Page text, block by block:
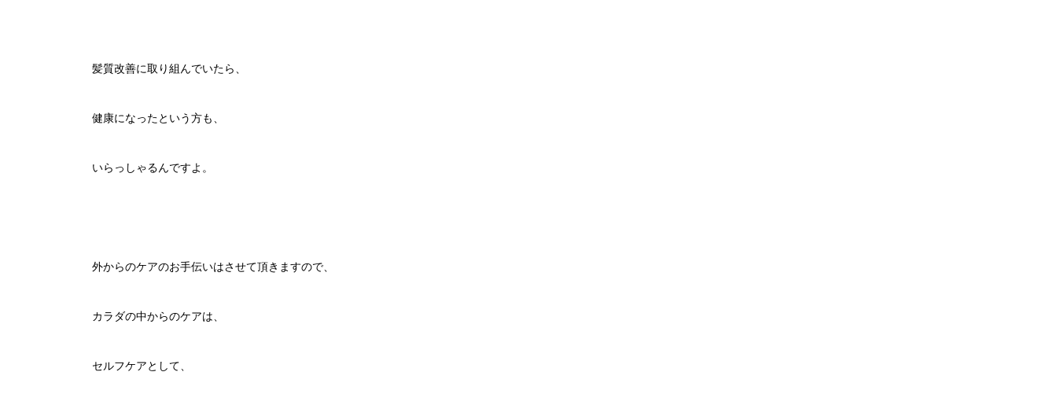
髪質改善に取り組んでいたら、
健康になったという方も、
いらっしゃるんですよ。
外からのケアのお手伝いはさせて頂きますので、
カラダの中からのケアは、
セルフケアとして、